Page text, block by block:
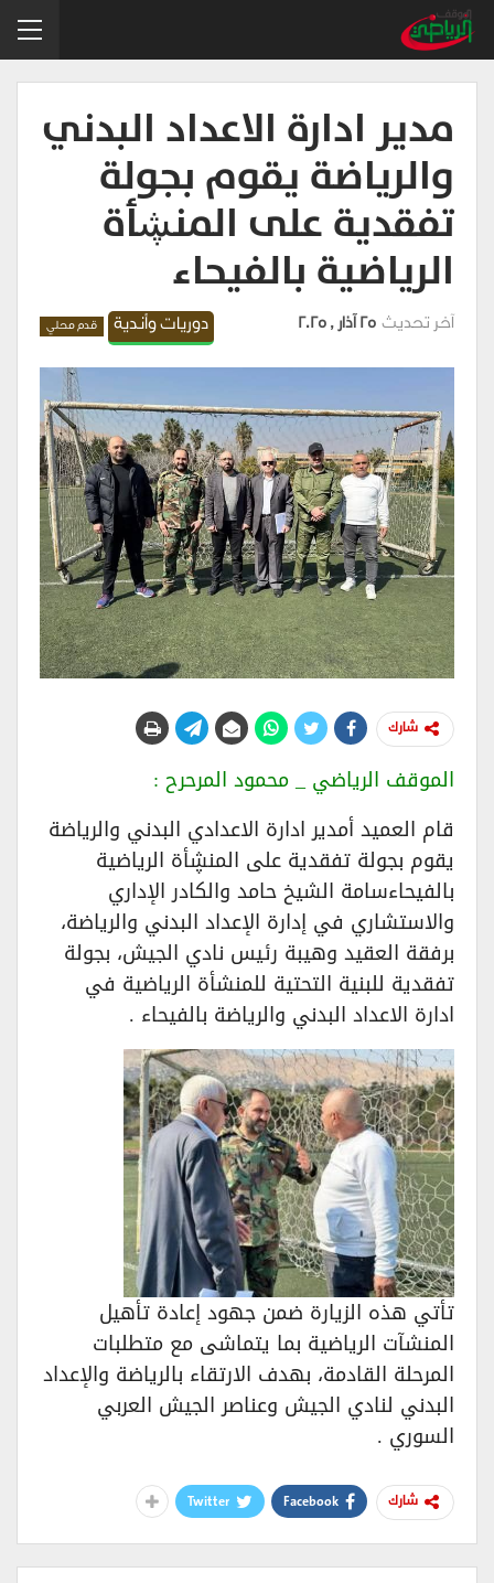
مدير ادارة الاعداد البدني
والرياضة يقوم بجولة
تفقدية على المنڜأة
الرياضية بالفيحاء
دوريات وأندية قدم محلي آخر تحديث25 آذار , 2025
شارك
الموقف الرياضي _ محمود المرحرح :
قام العميد أمدير ادارة الاعدادي البدني والرياضة
يقوم بجولة تفقدية على المنڜأة الرياضية
بالفيحاءسامة الشيخ حامد والكادر الإداري
والاستشاري في إدارة الإعداد البدني والرياضة،
برفقة العقيد وهيبة رئيس نادي الجيش، بجولة
تفقدية للبنية التحتية للمنشأة الرياضية في
ادارة الاعداد البدني والرياضة بالفيحاء .
تأتي هذه الزيارة ضمن جهود إعادة تأهيل
المنشآت الرياضية بما يتماشى مع متطلبات
المرحلة القادمة، بهدف الارتقاء بالرياضة والإعداد
البدني لنادي الجيش وعناصر الجيش العربي
السوري .
شارك Facebook
Twitter